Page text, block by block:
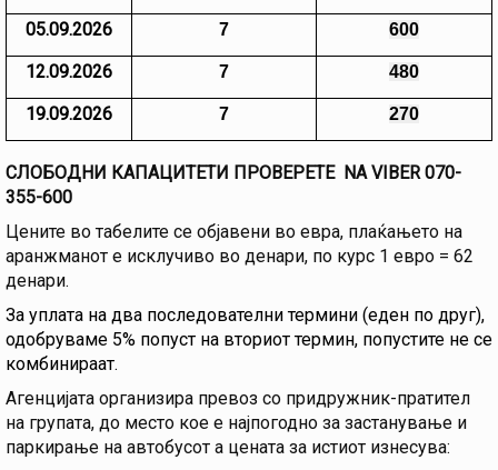
05.09.2026 7 600
12.09.2026 7 480
19.09.2026 7 270
СЛОБОДНИ КАПАЦИТЕТИ ПРОВЕРЕТЕ NA VIBER 070-
355-600
Цените во табелите се објавени во евра, плаќањето на
аранжманот е исклучиво во денари, по курс 1 евро = 62
денари.
За уплата на два последователни термини (еден по друг),
одобруваме 5% попуст на вториот термин, попустите не се
комбинираат.
Агенцијата организира превоз со придружник-пратител
на групата, до место кое е најпогодно за застанување и
паркирање на автобусот а цената за истиот изнесува: